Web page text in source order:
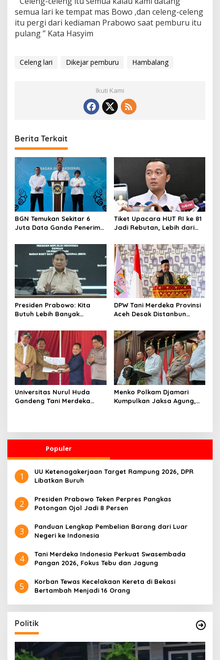
semua lari ke tempat mas Bowo ,dan celeng-celeng
itu pergi dari kediaman Prabowo saat pemburu itu
pulang ” Kata Hasyim
Celeng lari Dikejar pemburu Hambalang
Ikuti Kami
Berita Terkait
BGN Temukan Sekitar 6
Juta Data Ganda Penerima
Sudaryono
Tiket Upacara HUT RI ke 81
Jadi Rebutan, Lebih dari
dalam Sehari
Presiden Prabowo: Kita
Butuh Lebih Banyak
Sains dan Teknologi
DPW Tani Merdeka Provinsi
Aceh Desak Distanbun
Rehabilitasi Lahan
Pertanian Pascabanjir
Universitas Nurul Huda
Gandeng Tani Merdeka
Menko Polkam Djamari
Kumpulkan Jaksa Agung,
Populer
1
UU Ketenagakerjaan Target Rampung 2026, DPR
Libatkan Buruh
2
Presiden Prabowo Teken Perpres Pangkas
Potongan Ojol Jadi 8 Persen
3
Panduan Lengkap Pembelian Barang dari Luar
Negeri ke Indonesia
4
Tani Merdeka Indonesia Perkuat Swasembada
Pangan 2026, Fokus Tebu dan Jagung
5
Korban Tewas Kecelakaan Kereta di Bekasi
Bertambah Menjadi 16 Orang
Politik